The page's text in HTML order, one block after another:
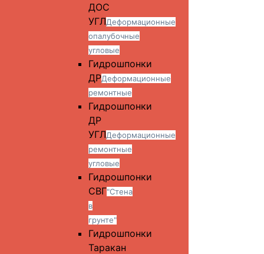
ДОС
УГЛДеформационные
опалубочные
угловые
Гидрошпонки
ДРДеформационные
ремонтные
Гидрошпонки
ДР
УГЛДеформационные
ремонтные
угловые
Гидрошпонки
СВГ"Стена
в
грунте"
Гидрошпонки
Таракан